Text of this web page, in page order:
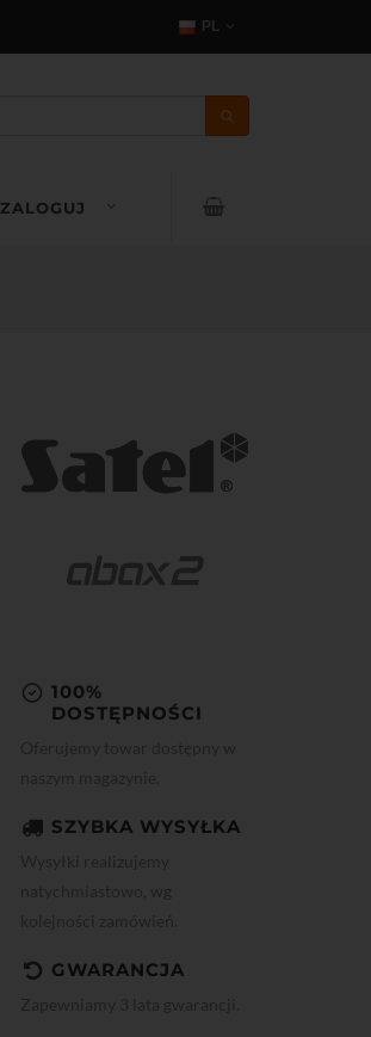
PL
ZALOGUJ
100%
DOSTĘPNOŚCI
SZYBKA WYSYŁKA
GWARANCJA